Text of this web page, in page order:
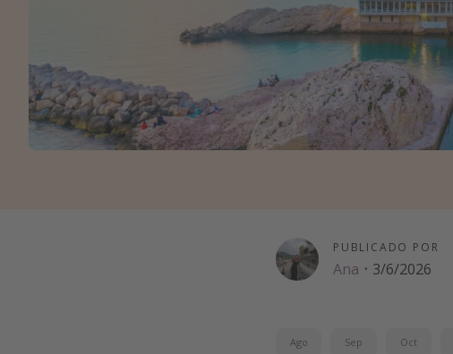
PUBLICADO POR
Ana · 3/6/2026
Ago Sep Oct